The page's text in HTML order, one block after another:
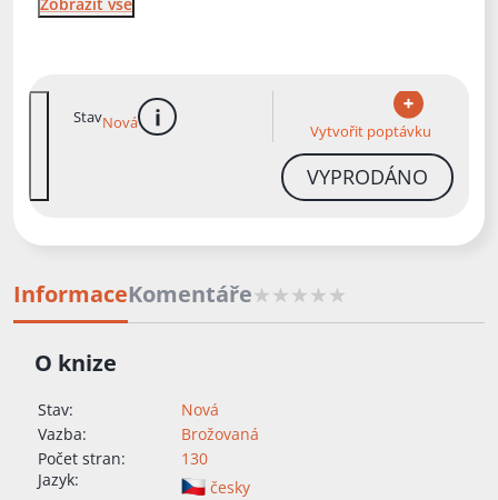
StavNová více informací Vytvořit poptávku
VYPRODÁNO
InformaceKomentáře
O knize
Stav:
Nová
Vazba:
Brožovaná
Počet stran:
130
Jazyk:
česky